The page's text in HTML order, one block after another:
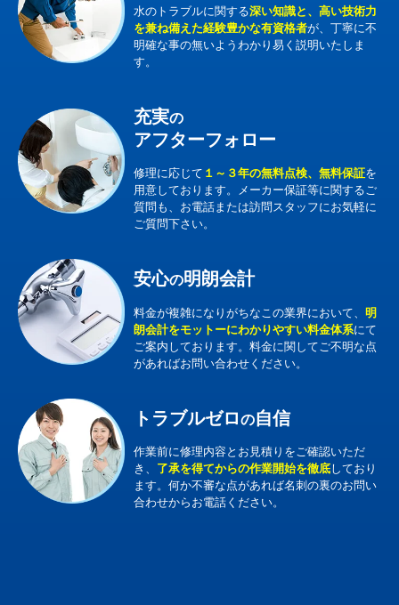
水のトラブルに関する深い知識と、高い技術力
を兼ね備えた経験豊かな有資格者が、丁寧に不
明確な事の無いようわかり易く説明いたしま
す。
充実の
アフターフォロー
修理に応じて １～３年の無料点検、無料保証を
用意しております。メーカー保証等に関するご
質問も、お電話または訪問スタッフにお気軽に
ご質問下さい。
安心の明朗会計
料金が複雑になりがちなこの業界において、 明
朗会計をモットーにわかりやすい料金体系にて
ご案内しております。料金に関してご不明な点
があればお問い合わせください。
トラブルゼロの自信
作業前に修理内容とお見積りをご確認いただ
き、 了承を得てからの作業開始を徹底しており
ます。何か不審な点があれば名刺の裏のお問い
合わせからお電話ください。